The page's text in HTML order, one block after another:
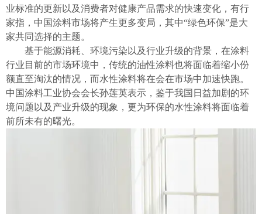
业标准的更新以及消费者对健康产品需求的快速变化，有行
家指，中国涂料市场将产生更多变局，其中“绿色环保”是大
家共同选择的主题。
基于能源消耗、环境污染以及行业升级的背景，在涂料
行业目前的市场环境中，传统的油性涂料也将面临着缩小份
额直至淘汰的情况，而水性涂料将在会在市场中加速快跑。
中国涂料工业协会会长孙莲英表示，鉴于我国日益加剧的环
境问题以及产业升级的现象，更为环保的水性涂料将面临着
前所未有的曙光。